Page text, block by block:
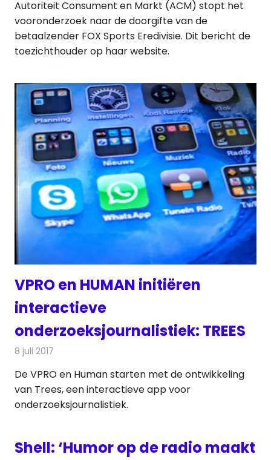
Autoriteit Consument en Markt (ACM) stopt het
vooronderzoek naar de doorgifte van de
betaalzender FOX Sports Eredivisie. Dit bericht de
toezichthouder op haar website.
VPRO en HUMAN initiëren
interactieve
onderzoeksjournalistiek: TREES
8 juli 2017
De VPRO en Human starten met de ontwikkeling
van Trees, een interactieve app voor
onderzoeksjournalistiek.
Shell: ‘Humor op de radio maakt